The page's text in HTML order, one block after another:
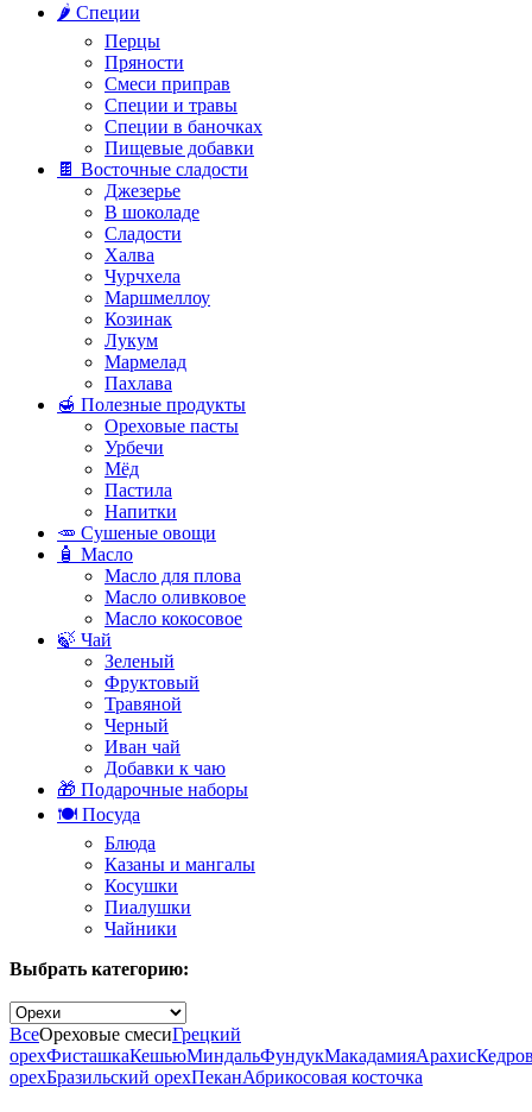
🌶️ Специи
Перцы
Пряности
Смеси приправ
Специи и травы
Специи в баночках
Пищевые добавки
🍫 Восточные сладости
Джезерье
В шоколаде
Сладости
Халва
Чурчхела
Маршмеллоу
Козинак
Лукум
Мармелад
Пахлава
🍯 Полезные продукты
Ореховые пасты
Урбечи
Мёд
Пастила
Напитки
🥕 Сушеные овощи
🧴 Масло
Масло для плова
Масло оливковое
Масло кокосовое
🍃 Чай
Зеленый
Фруктовый
Травяной
Черный
Иван чай
Добавки к чаю
🎁 Подарочные наборы
🍽️ Посуда
Блюда
Казаны и мангалы
Косушки
Пиалушки
Чайники
Выбрать категорию:
ВсеОреховые смесиГрецкий
орехФисташкаКешьюМиндальФундукМакадамияАрахис
орехБразильский орехПеканАбрикосовая косточка